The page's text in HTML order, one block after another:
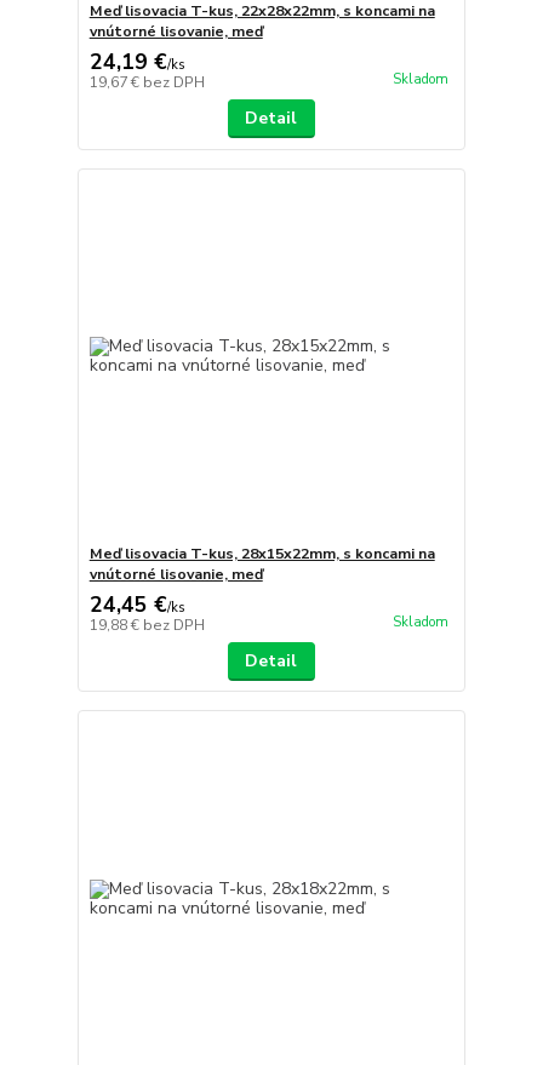
Meď lisovacia T-kus, 22x28x22mm, s koncami na
vnútorné lisovanie, meď
24,19 €/ks
19,67 € bez DPH Skladom
Detail
Meď lisovacia T-kus, 28x15x22mm, s koncami na
vnútorné lisovanie, meď
24,45 €/ks
19,88 € bez DPH Skladom
Detail